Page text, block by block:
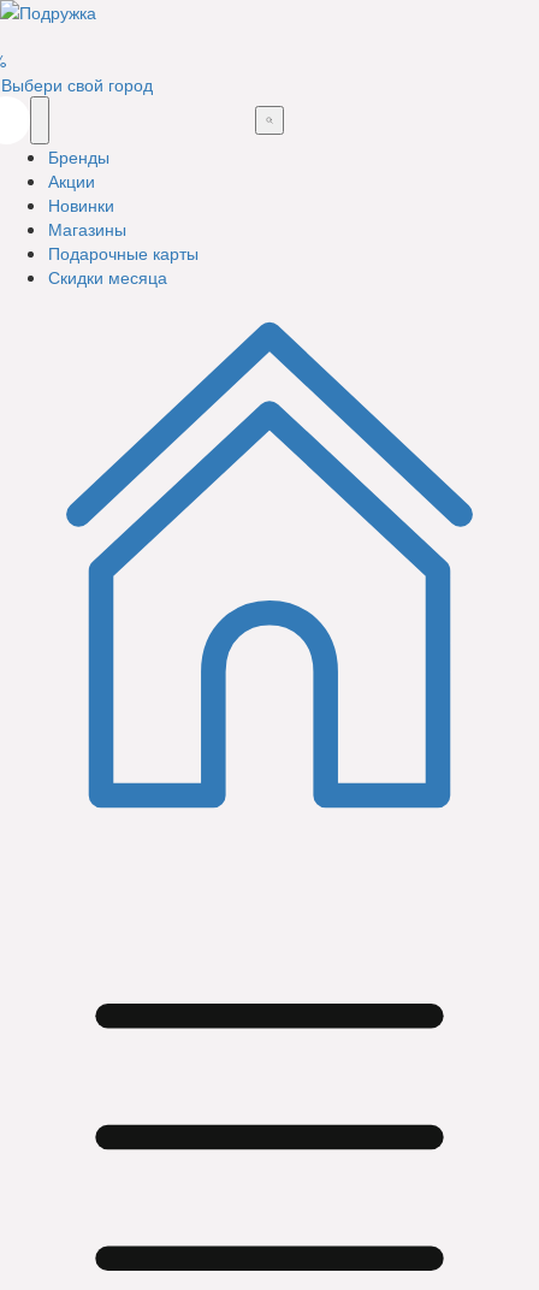
Выбери свой город
Бренды
Акции
Новинки
Магазины
Подарочные карты
Скидки месяца